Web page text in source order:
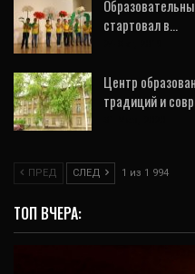
стартовал в…
Центр
традиций и
ПРЕД СЛЕД 1 из 1 994
ТОП ВЧЕРА: